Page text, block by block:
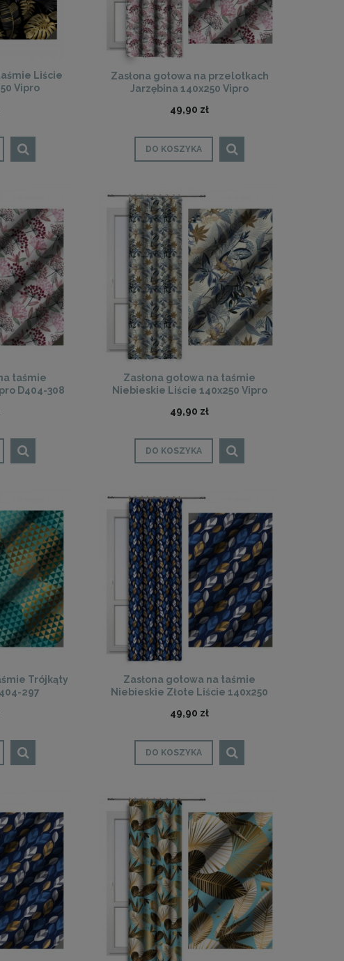
Liście
Vipro
Zasłona gotowa na przelotkach
Jarzębina 140x250 Vipro
49,90 zł
DO KOSZYKA
taśmie
D404-308
Zasłona gotowa na taśmie
Niebieskie Liście 140x250 Vipro
49,90 zł
DO KOSZYKA
Trójkąty
297
Zasłona gotowa na taśmie
Niebieskie Złote Liście 140x250
49,90 zł
DO KOSZYKA